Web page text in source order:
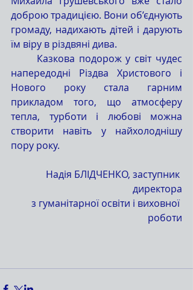
доброю традицією. Вони об’єднують
громаду, надихають дітей і дарують
їм віру в різдвяні дива.
напередодні Різдва Христового і
Нового року стала гарним
прикладом того, що атмосферу
тепла, турботи і любові можна
створити навіть у найхолоднішу
пору року.
Надія БЛІДЧЕНКО, заступник
директора
з гуманітарної освіти і виховної
роботи